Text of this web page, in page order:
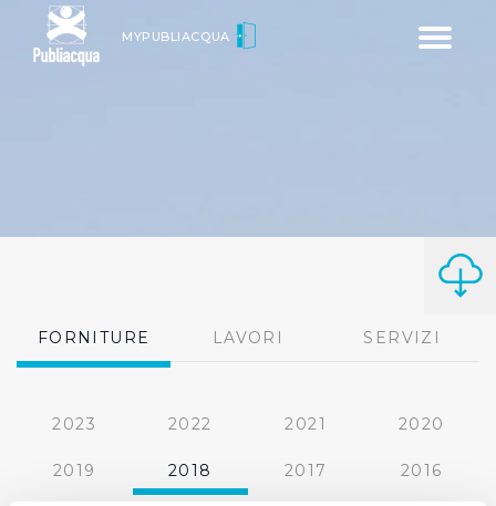
Toggle
MYPUBLIACQUA
FORNITURE LAVORI SERVIZI
2023 2022 2021 2020
2019 2018 2017 2016